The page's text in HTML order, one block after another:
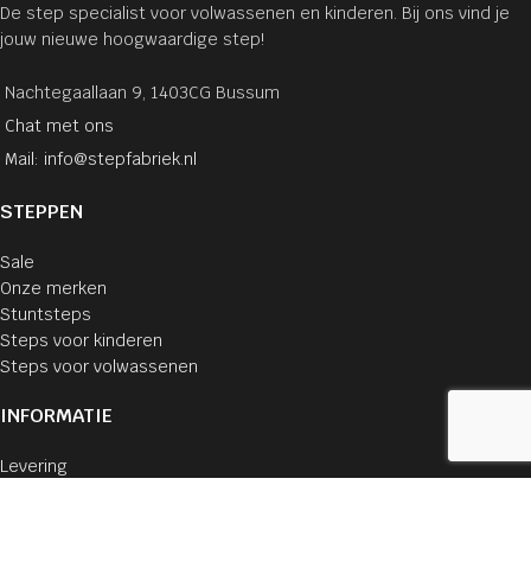
De step specialist voor volwassenen en kinderen. Bij ons vind je
jouw nieuwe hoogwaardige step!
Nachtegaallaan 9, 1403CG Bussum
Chat met ons
Mail: info@stepfabriek.nl
STEPPEN
Sale
Onze merken
Stuntsteps
Steps voor kinderen
Steps voor volwassenen
INFORMATIE
Levering